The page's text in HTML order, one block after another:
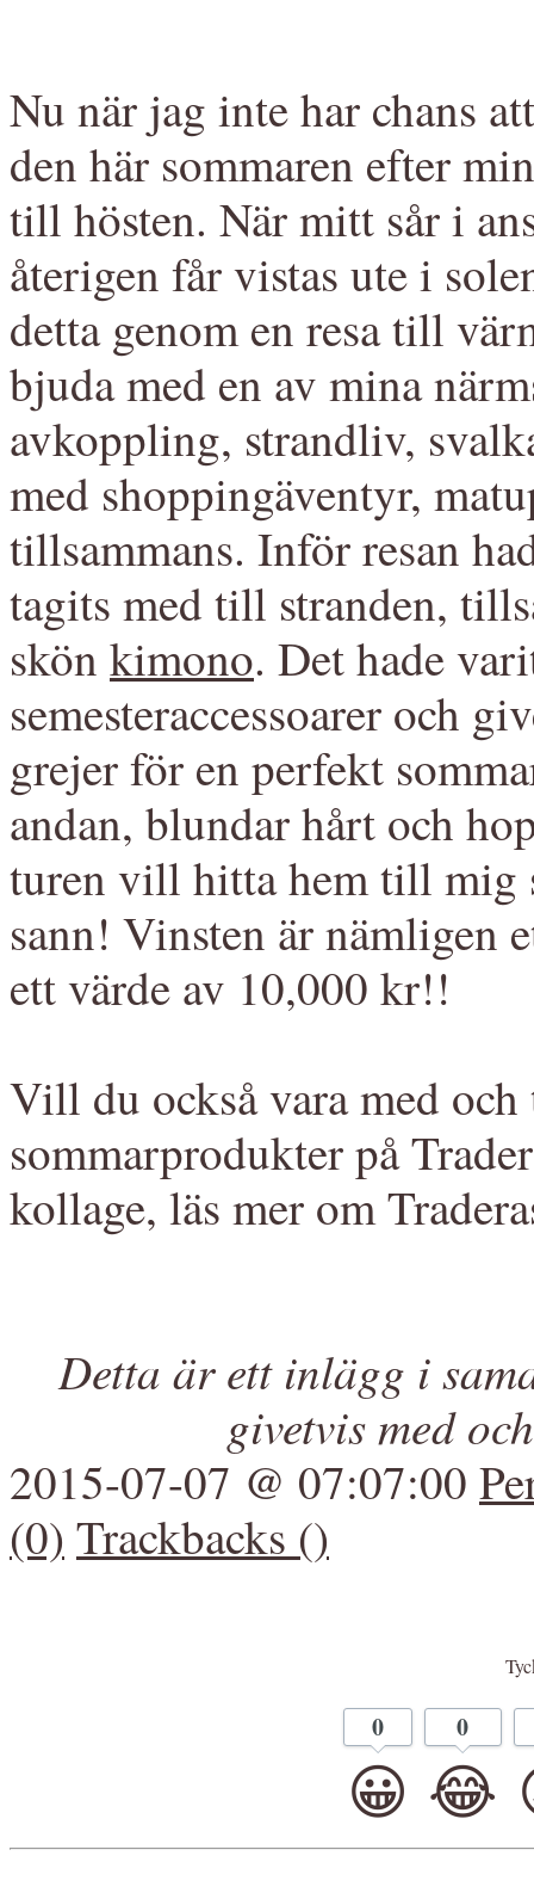
Nu när jag inte har chans
den här sommaren efter
till hösten. När mitt sår i
återigen får vistas ute i
detta genom en resa till
bjuda med en av mina
avkoppling, strandliv,
med shoppingäventyr,
tillsammans. Inför resan
tagits med till stranden,
skön kimono. Det hade
semesteraccessoarer och
grejer för en perfekt
andan, blundar hårt och
turen vill hitta hem till mig
sann! Vinsten är nämligen
ett värde av 10,000 kr!!
Vill du också vara med
sommarprodukter på
kollage, läs mer om
Detta är ett inlägg i
givetvis med
2015-07-07 @ 07:07:00
(0) Trackbacks ()
0
😀
0
😂